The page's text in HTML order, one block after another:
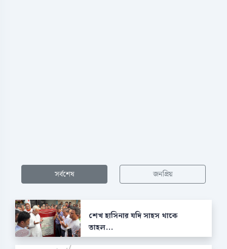
সর্বশেষ জনপ্রিয়
শেখ হাসিনার যদি সাহস থাকে
তাহল...